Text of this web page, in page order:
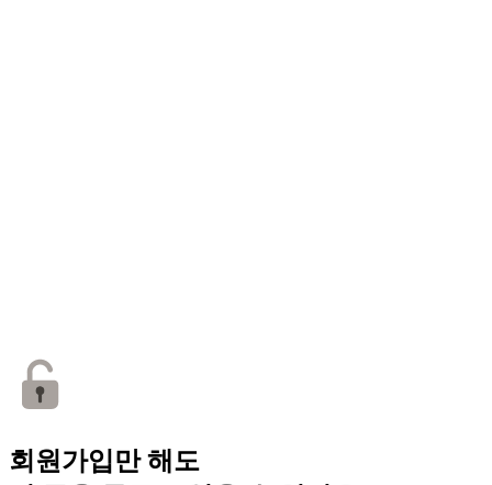
회원가입만 해도